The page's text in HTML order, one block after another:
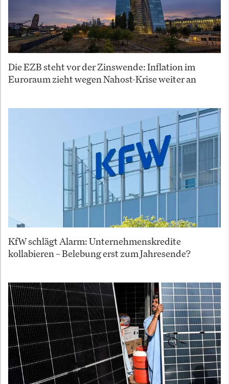
Die EZB steht vor der Zinswende: Inflation im
Euroraum zieht wegen Nahost-Krise weiter an
KfW schlägt Alarm: Unternehmenskredite
kollabieren – Belebung erst zum Jahresende?